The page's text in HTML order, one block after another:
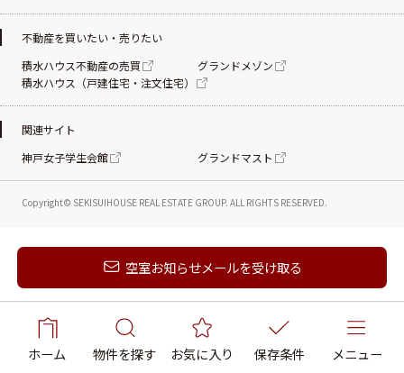
新着メールを受け取る
ホーム 物件を探す お気に入り 保存条件 メニュー
空室お知らせメールを受け取る
Copyright© SEKISUIHOUSE REAL ESTATE GROUP. ALL RIGHTS RESERVED.
不動産を買いたい・売りたい
積水ハウス不動産の売買
グランドメゾン
積水ハウス（戸建住宅・注文住宅）
関連サイト
神戸女子学生会館
グランドマスト